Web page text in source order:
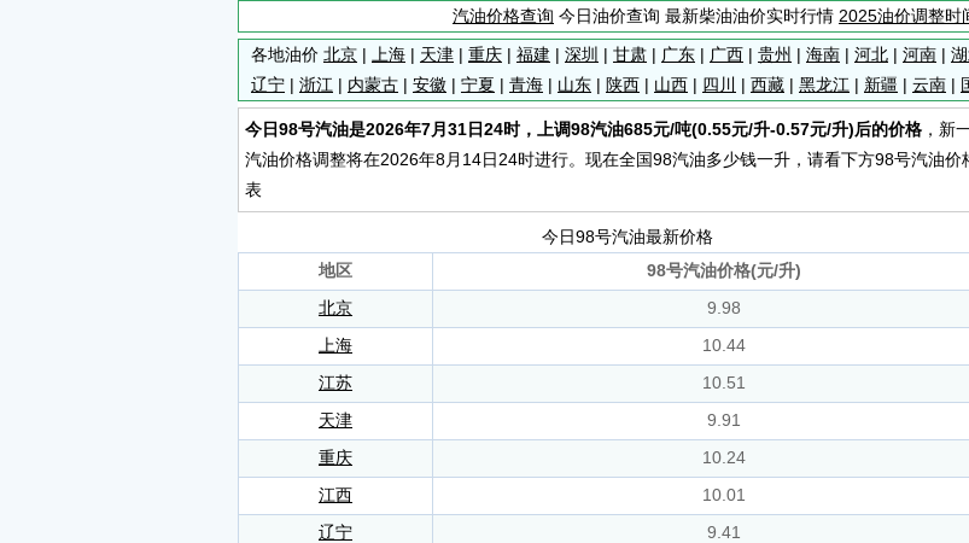
汽油价格查询 今日油价查询 最新柴油油价实时行情 2025油价调整时
各地油价 北京 | 上海 | 天津 | 重庆 | 福建 | 深圳 | 甘肃 | 广东 | 广西 | 贵州 | 海南 | 河北 | 河南 |
辽宁 | 浙江 | 内蒙古 | 安徽 | 宁夏 | 青海 | 山东 | 陕西 | 山西 | 四川 | 西藏 | 黑龙江 | 新疆 | 云南 |
今日98号汽油是2026年7月31日24时，上调98汽油685元/吨(0.55元/升-0.57元/升)后的价格 ，新
汽油价格调整将在2026年8月14日24时进行。现在全国98汽油多少钱一升，请看下方98号汽油价
表
今日98号汽油最新价格
地区
98号汽油价格(元/升)
北京
9.98
上海
10.44
江苏
10.51
天津
9.91
重庆
10.24
江西
10.01
辽宁
9.41